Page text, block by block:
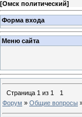
[Омск политический]
Форма входа
Меню сайта
Страница 1 из 1
1
Форум » Общие вопросы